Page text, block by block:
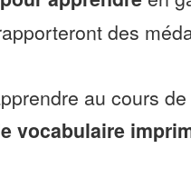
des
au cours
vocabulaire